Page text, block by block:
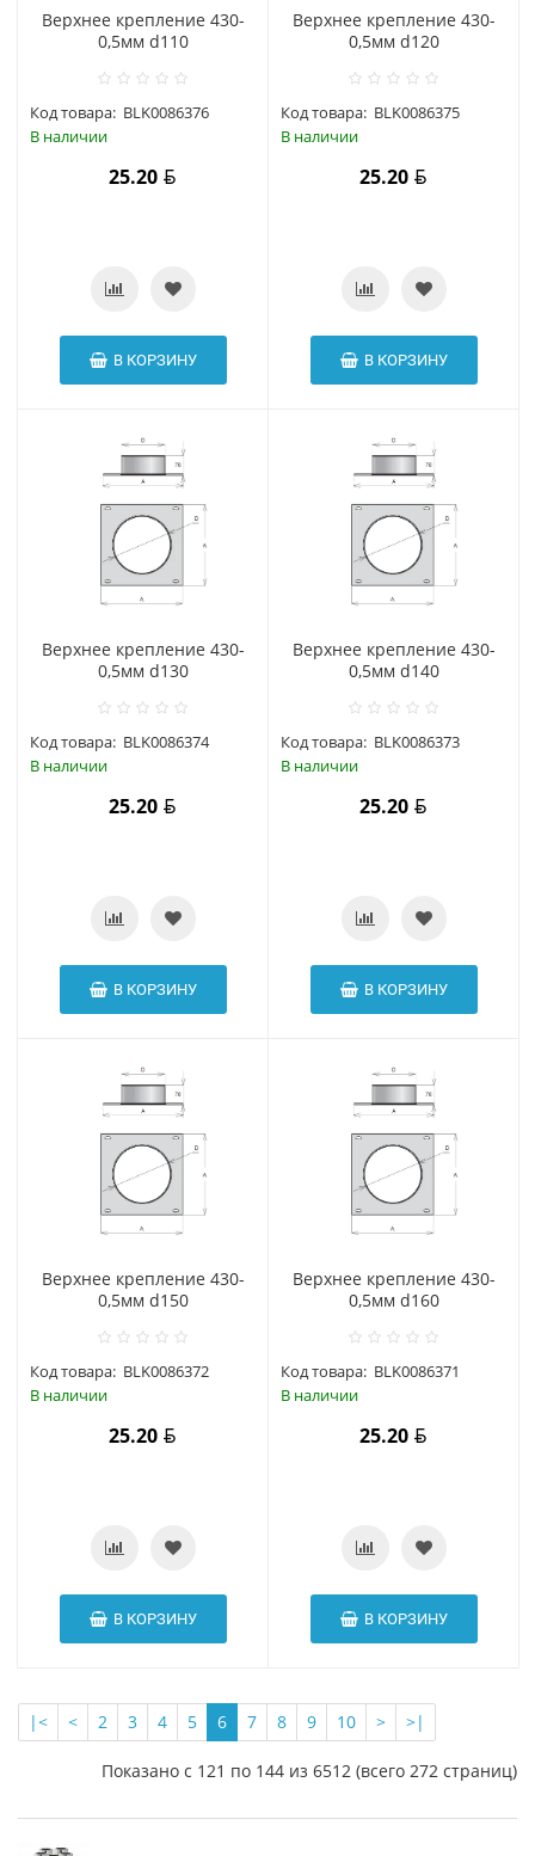
Верхнее крепление 430-
0,5мм d110
Код товара: BLK0086376
В наличии
25.20
В КОРЗИНУ
Верхнее крепление 430-
0,5мм d120
Код товара: BLK0086375
В наличии
25.20
В КОРЗИНУ
Верхнее крепление 430-
0,5мм d130
Код товара: BLK0086374
В наличии
25.20
В КОРЗИНУ
Верхнее крепление 430-
0,5мм d140
Код товара: BLK0086373
В наличии
25.20
В КОРЗИНУ
Верхнее крепление 430-
0,5мм d150
Код товара: BLK0086372
В наличии
25.20
В КОРЗИНУ
Верхнее крепление 430-
0,5мм d160
Код товара: BLK0086371
В наличии
25.20
В КОРЗИНУ
|< < 2 3 4 5 6 7 8 9 10 > >|
Показано с 121 по 144 из 6512 (всего 272 страниц)